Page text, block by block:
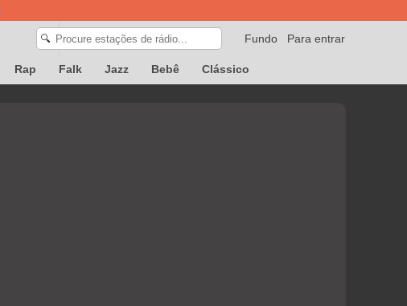
Para entrar
Fundo
🔍
Rap Falk Jazz Bebê Clássico